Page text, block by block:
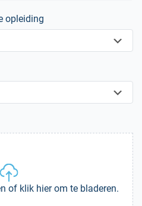
opleiding
of klik hier om te bladeren.